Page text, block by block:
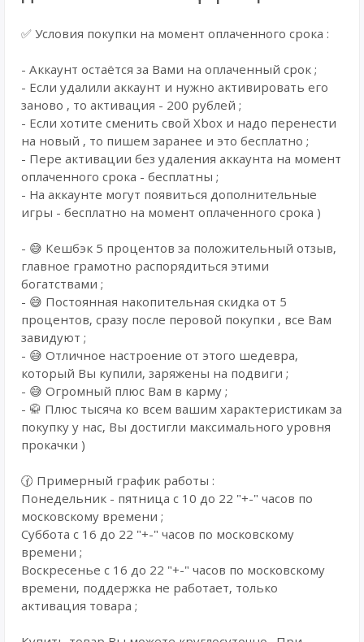
✅ Условия покупки на момент оплаченного срока :
- Аккаунт остаётся за Вами на оплаченный срок ;
- Если удалили аккаунт и нужно активировать его
заново , то активация - 200 рублей ;
- Если хотите сменить свой Xbox и надо перенести
на новый , то пишем заранее и это бесплатно ;
- Пере активации без удаления аккаунта на момент
оплаченного срока - бесплатны ;
- На аккаунте могут появиться дополнительные
игры - бесплатно на момент оплаченного срока )
- 😅 Кешбэк 5 процентов за положительный отзыв,
главное грамотно распорядиться этими
богатствами ;
- 😅 Постоянная накопительная скидка от 5
процентов, сразу после перовой покупки , все Вам
завидуют ;
- 😅 Отличное настроение от этого шедевра,
который Вы купили, заряжены на подвиги ;
- 😅 Огромный плюс Вам в карму ;
- 🥋 Плюс тысяча ко всем вашим характеристикам за
покупку у нас, Вы достигли максимального уровня
прокачки )
🕜 Примерный график работы :
Понедельник - пятница с 10 до 22 "+-" часов по
московскому времени ;
Суббота с 16 до 22 "+-" часов по московскому
времени ;
Воскресенье с 16 до 22 "+-" часов по московскому
времени, поддержка не работает, только
активация товара ;